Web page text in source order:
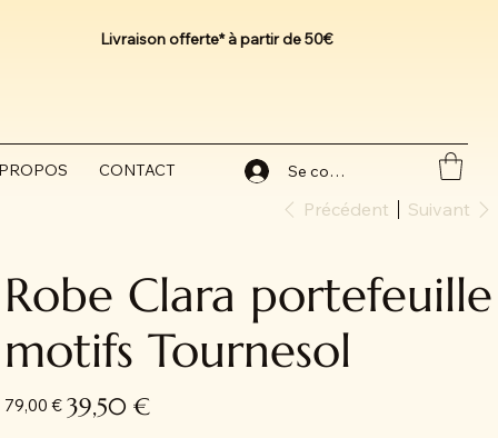
Livraison offerte* à partir de 50€
Se connecter
CONTACT
Précédent Suivant
Robe Clara portefeuille
motifs Tournesol
Prix
d’origine
79,00 € Prix
promotionnel
39,50 €